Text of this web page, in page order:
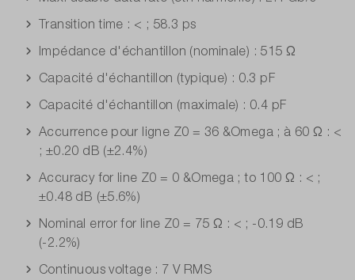
Transition time : < ; 58.3 ps
Impédance d'échantillon (nominale) : 515 Ω
Capacité d'échantillon (typique) : 0.3 pF
Capacité d'échantillon (maximale) : 0.4 pF
Accurrence pour ligne Z0 = 36 &Omega ; à 60 Ω : <
; ±0.20 dB (±2.4%)
Accuracy for line Z0 = 0 &Omega ; to 100 Ω : < ;
±0.48 dB (±5.6%)
Nominal error for line Z0 = 75 Ω : < ; -0.19 dB
(-2.2%)
Continuous voltage : 7 V RMS